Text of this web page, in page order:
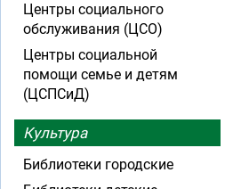
Центры социального
обслуживания (ЦСО)
Центры социальной
помощи семье и детям
(ЦСПСиД)
Культура
Библиотеки городские